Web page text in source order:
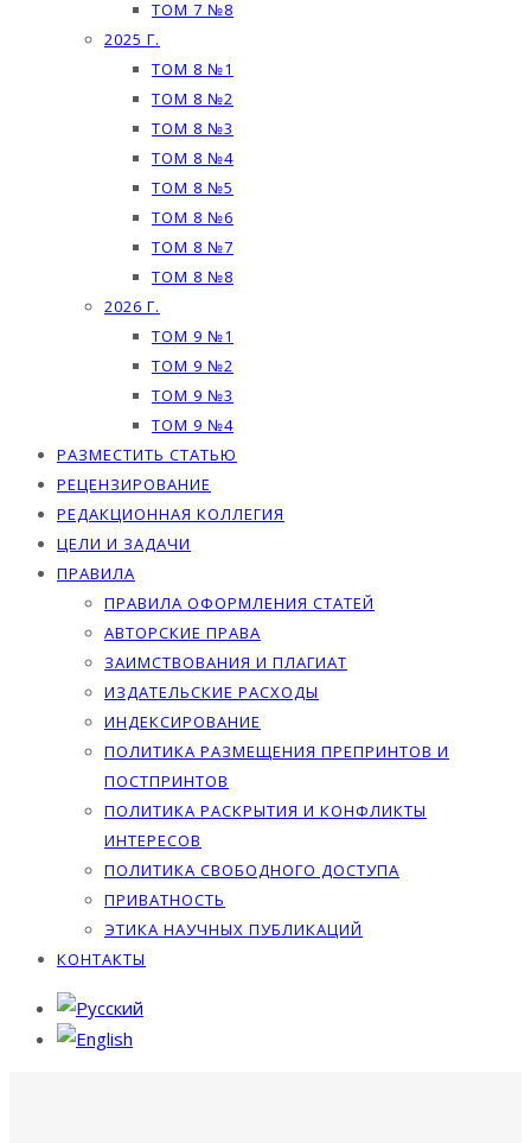
ТОМ 7 №8
2025 Г.
ТОМ 8 №1
ТОМ 8 №2
ТОМ 8 №3
ТОМ 8 №4
ТОМ 8 №5
ТОМ 8 №6
ТОМ 8 №7
ТОМ 8 №8
2026 Г.
ТОМ 9 №1
ТОМ 9 №2
ТОМ 9 №3
ТОМ 9 №4
РАЗМЕСТИТЬ СТАТЬЮ
РЕЦЕНЗИРОВАНИЕ
РЕДАКЦИОННАЯ КОЛЛЕГИЯ
ЦЕЛИ И ЗАДАЧИ
ПРАВИЛА
ПРАВИЛА ОФОРМЛЕНИЯ СТАТЕЙ
АВТОРСКИЕ ПРАВА
ЗАИМСТВОВАНИЯ И ПЛАГИАТ
ИЗДАТЕЛЬСКИЕ РАСХОДЫ
ИНДЕКСИРОВАНИЕ
ПОЛИТИКА РАЗМЕЩЕНИЯ ПРЕПРИНТОВ И
ПОСТПРИНТОВ
ПОЛИТИКА РАСКРЫТИЯ И КОНФЛИКТЫ
ИНТЕРЕСОВ
ПОЛИТИКА СВОБОДНОГО ДОСТУПА
ПРИВАТНОСТЬ
ЭТИКА НАУЧНЫХ ПУБЛИКАЦИЙ
КОНТАКТЫ